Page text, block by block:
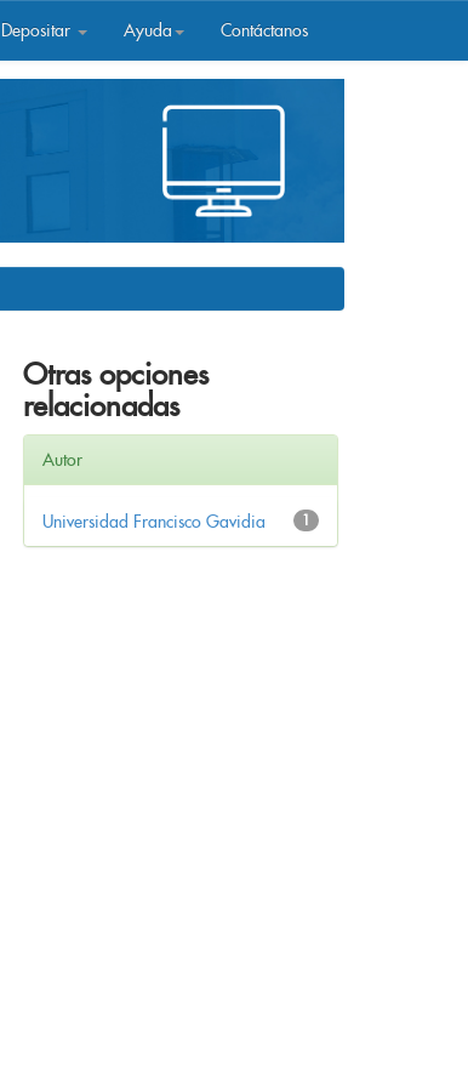
Depositar Ayuda Contáctanos
Otras opciones
relacionadas
Autor
1
Universidad Francisco Gavidia